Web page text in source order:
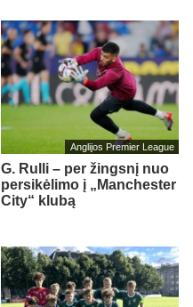
Anglijos Premier League
G. Rulli – per žingsnį nuo
persikėlimo į „Manchester
City“ klubą